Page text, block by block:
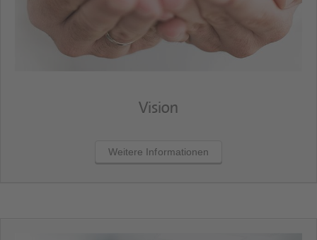
Vision
Weitere Informationen